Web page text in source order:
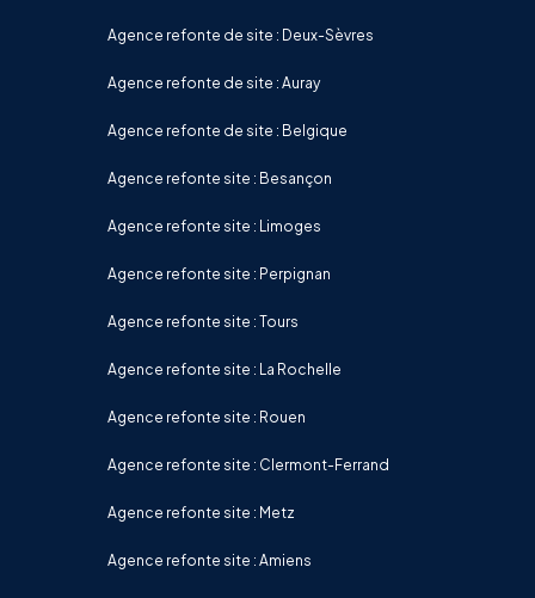
Agence refonte de site : Deux-Sèvres
Agence refonte de site : Auray
Agence refonte de site : Belgique
Agence refonte site : Besançon
Agence refonte site : Limoges
Agence refonte site : Perpignan
Agence refonte site : Tours
Agence refonte site : La Rochelle
Agence refonte site : Rouen
Agence refonte site : Clermont-Ferrand
Agence refonte site : Metz
Agence refonte site : Amiens